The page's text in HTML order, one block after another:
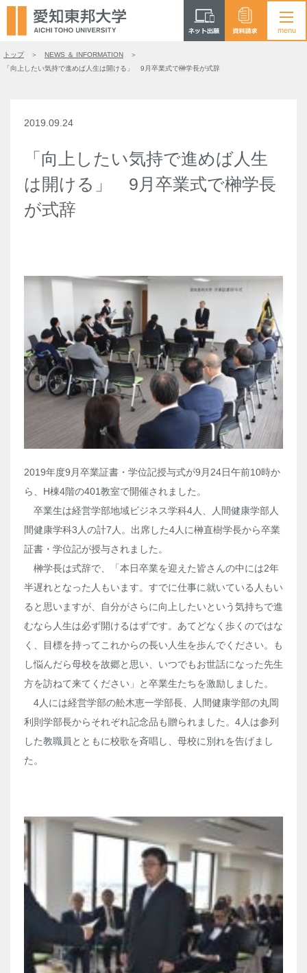
トップ
NEWS ＆ INFORMATION
「向上したい気持で進めば人生は開ける」 9月卒業式で榊学長が式辞
2019.09.24
「向上したい気持で進めば人生
は開ける」 9月卒業式で榊学長
が式辞
2019年度9月卒業証書・学位記授与式が9月24日午前10時か
ら、H棟4階の401教室で開催されました。
卒業生は経営学部地域ビジネス学科4人、人間健康学部人
間健康学科3人の計7人。出席した4人に榊直樹学長から卒業
証書・学位記が授与されました。
榊学長は式辞で、「本日卒業を迎えた皆さんの中には2年
半遅れとなった人もいます。すでに仕事に就いている人もい
ると思いますが、自分がさらに向上したいという気持ちで進
むなら人生は必ず開けるはずです。あてどなく歩くのではな
く、目標を持ってこれからの長い人生を歩んでください。も
し悩んだら母校を故郷と思い、いつでもお世話になった先生
方を訪ねて来てください」と卒業生たちを激励しました。
4人には経営学部の舩木恵一学部長、人間健康学部の丸岡
利則学部長からそれぞれ記念品も贈られました。4人は参列
した教職員とともに校歌を斉唱し、母校に別れを告げまし
た。